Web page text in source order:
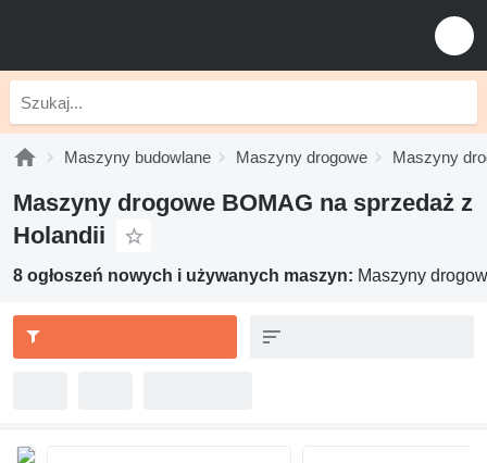
Maszyny budowlane Maszyny drogowe Maszyny
Maszyny drogowe BOMAG na sprzedaż z
Holandii
8 ogłoszeń nowych i używanych maszyn: Maszyny